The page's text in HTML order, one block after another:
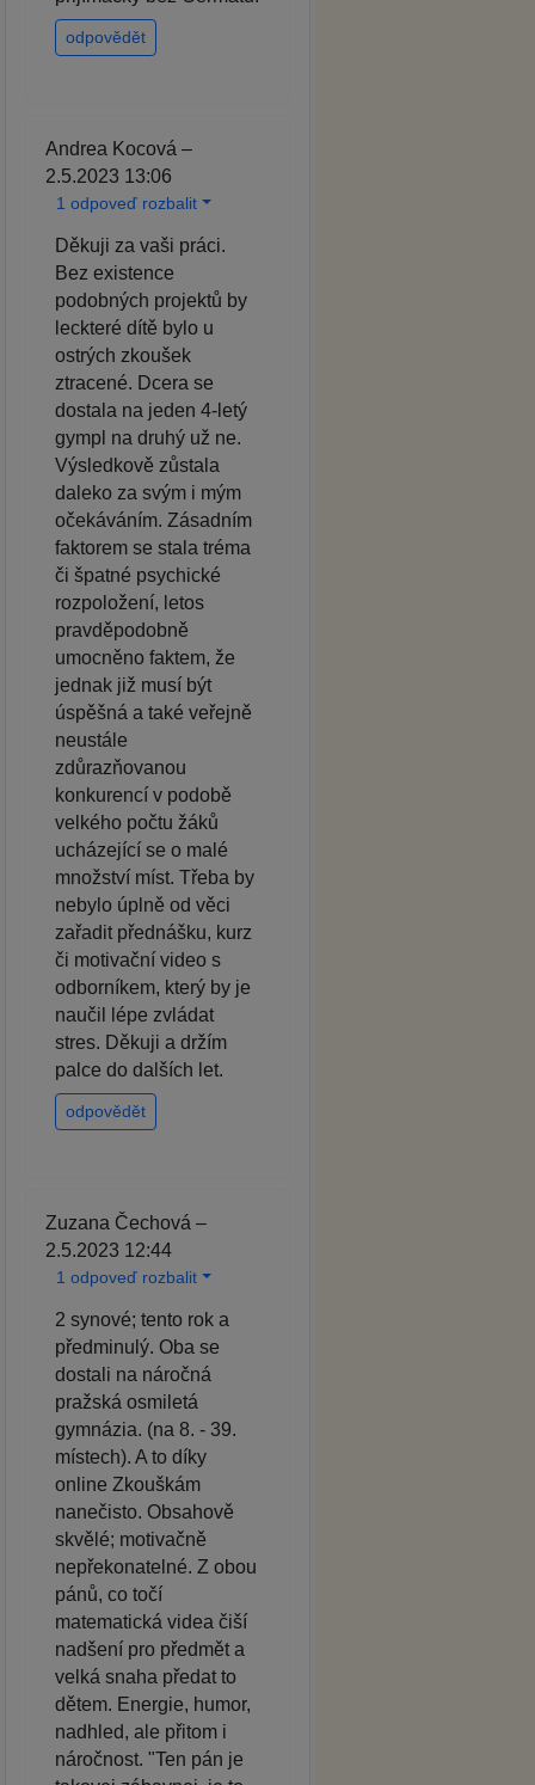
odpovědět
Andrea Kocová –
2.5.2023 13:06
1 odpoveď rozbalit
Děkuji za vaši práci.
Bez existence
podobných projektů by
leckteré dítě bylo u
ostrých zkoušek
ztracené. Dcera se
dostala na jeden 4-letý
gympl na druhý už ne.
Výsledkově zůstala
daleko za svým i mým
očekáváním. Zásadním
faktorem se stala tréma
či špatné psychické
rozpoložení, letos
pravděpodobně
umocněno faktem, že
jednak již musí být
úspěšná a také veřejně
neustále
zdůrazňovanou
konkurencí v podobě
velkého počtu žáků
ucházející se o malé
množství míst. Třeba by
nebylo úplně od věci
zařadit přednášku, kurz
či motivační video s
odborníkem, který by je
naučil lépe zvládat
stres. Děkuji a držím
palce do dalších let.
odpovědět
Zuzana Čechová –
2.5.2023 12:44
1 odpoveď rozbalit
2 synové; tento rok a
předminulý. Oba se
dostali na náročná
pražská osmiletá
gymnázia. (na 8. - 39.
místech). A to díky
online Zkouškám
nanečisto. Obsahově
skvělé; motivačně
nepřekonatelné. Z obou
pánů, co točí
matematická videa čiší
nadšení pro předmět a
velká snaha předat to
dětem. Energie, humor,
nadhled, ale přitom i
náročnost. "Ten pán je